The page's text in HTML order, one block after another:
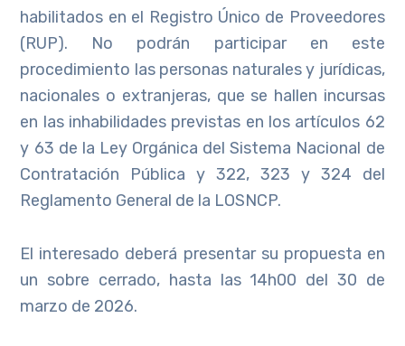
habilitados en el Registro Único de Proveedores
(RUP). No podrán participar en este
procedimiento las personas naturales y jurídicas,
nacionales o extranjeras, que se hallen incursas
en las inhabilidades previstas en los artículos 62
y 63 de la Ley Orgánica del Sistema Nacional de
Contratación Pública y 322, 323 y 324 del
Reglamento General de la LOSNCP.
El interesado deberá presentar su propuesta en
un sobre cerrado, hasta las 14h00 del 30 de
marzo de 2026.